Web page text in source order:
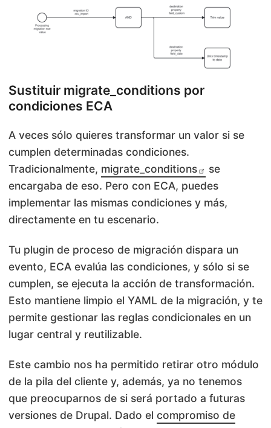
Sustituir migrate_conditions por
condiciones ECA
A veces sólo quieres transformar un valor si se
cumplen determinadas condiciones.
Tradicionalmente, migrate_conditions
se
encargaba de eso. Pero con ECA, puedes
implementar las mismas condiciones y más,
directamente en tu escenario.
Tu plugin de proceso de migración dispara un
evento, ECA evalúa las condiciones, y sólo si se
cumplen, se ejecuta la acción de transformación.
Esto mantiene limpio el YAML de la migración, y te
permite gestionar las reglas condicionales en un
lugar central y reutilizable.
Este cambio nos ha permitido retirar otro módulo
de la pila del cliente y, además, ya no tenemos
que preocuparnos de si será portado a futuras
versiones de Drupal. Dado el compromiso de